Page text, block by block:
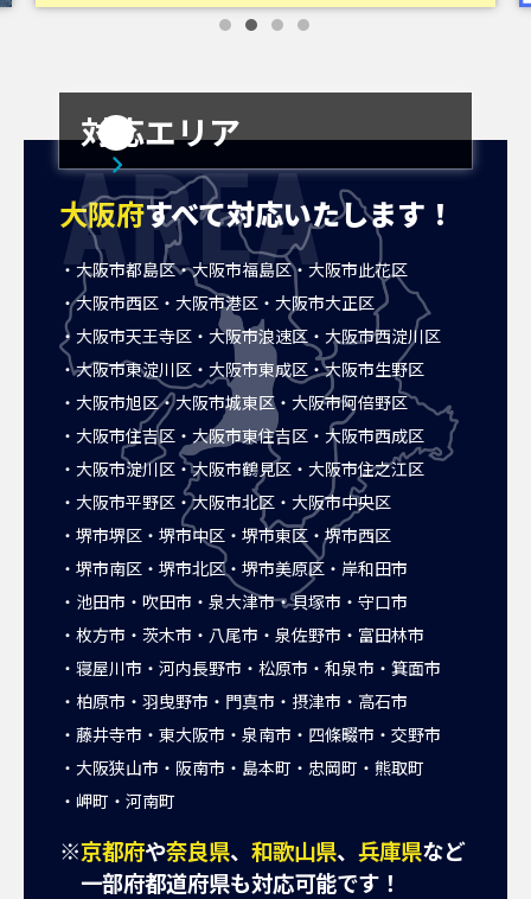
対応エリア
AREA
大阪府すべて対応いたします！
大阪市都島区 大阪市福島区
大阪市此花区
大阪市西区
大阪市港区
大阪市大正区
大阪市天王寺区
大阪市浪速区
大阪市西淀川区
大阪市東淀川区
大阪市東成区
大阪市生野区
大阪市旭区
大阪市城東区
大阪市阿倍野区
大阪市住吉区
大阪市東住吉区
大阪市西成区
大阪市淀川区
大阪市鶴見区
大阪市住之江区
大阪市平野区
大阪市北区
大阪市中央区
堺市堺区
堺市中区 堺市東区
堺市西区
堺市南区
堺市北区 堺市美原区
岸和田市
池田市
吹田市 泉大津市 貝塚市
守口市
枚方市
茨木市 八尾市 泉佐野市
富田林市
寝屋川市
河内長野市 松原市 和泉市
箕面市
柏原市
羽曳野市 門真市 摂津市
高石市
藤井寺市
東大阪市 泉南市 四條畷市
交野市
大阪狭山市
阪南市 島本町 忠岡町
熊取町
岬町
河南町
※京都府や奈良県、 和歌山県、 兵庫県など
一部府都道府県も対応可能です！